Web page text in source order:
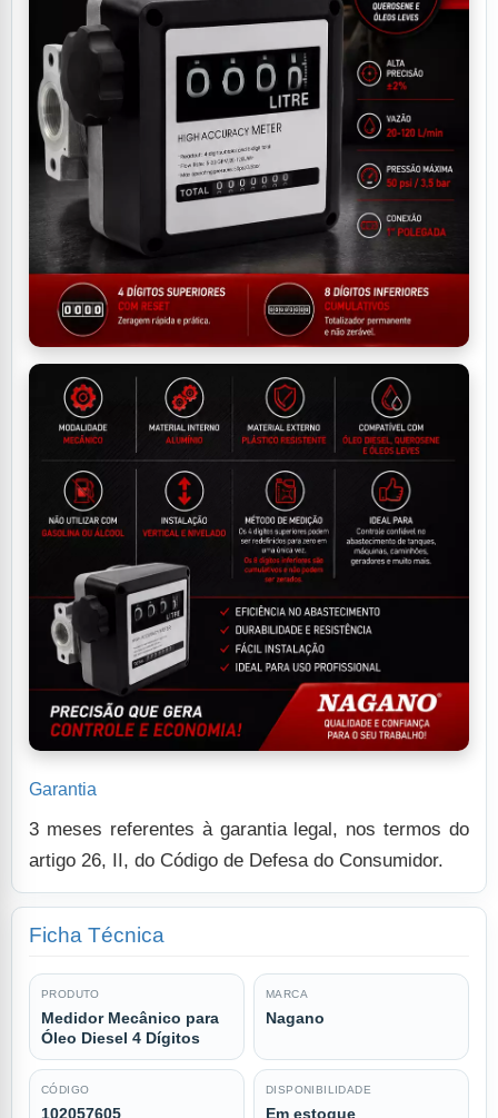
Garantia
3 meses referentes à garantia legal, nos termos do
artigo 26, II, do Código de Defesa do Consumidor.
Ficha Técnica
PRODUTO
Medidor Mecânico para
Óleo Diesel 4 Dígitos
MARCA
Nagano
CÓDIGO
102057605
DISPONIBILIDADE
Em estoque